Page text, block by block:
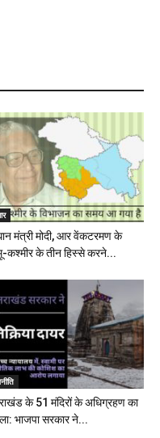
मंत्री मोदी, आर वेंकटरमण के
कश्मीर के तीन हिस्से करने...
के 51 मंदिरों के अधिग्रहण का
भाजपा सरकार ने...